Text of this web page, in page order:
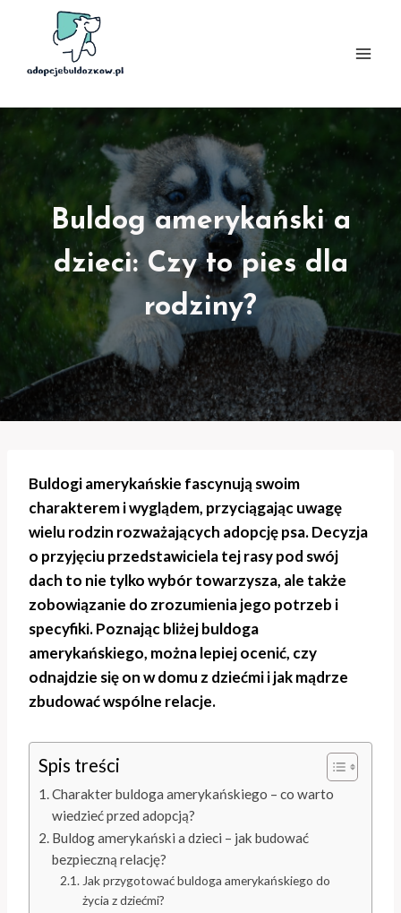
Buldog amerykański a
dzieci: Czy to pies dla
rodziny?
Buldogi amerykańskie fascynują swoim
charakterem i wyglądem, przyciągając uwagę
wielu rodzin rozważających adopcję psa. Decyzja
o przyjęciu przedstawiciela tej rasy pod swój
dach to nie tylko wybór towarzysza, ale także
zobowiązanie do zrozumienia jego potrzeb i
specyfiki. Poznając bliżej buldoga
amerykańskiego, można lepiej ocenić, czy
odnajdzie się on w domu z dziećmi i jak mądrze
zbudować wspólne relacje.
Spis treści
Charakter buldoga amerykańskiego – co warto
wiedzieć przed adopcją?
Buldog amerykański a dzieci – jak budować
bezpieczną relację?
Jak przygotować buldoga amerykańskiego do
życia z dziećmi?